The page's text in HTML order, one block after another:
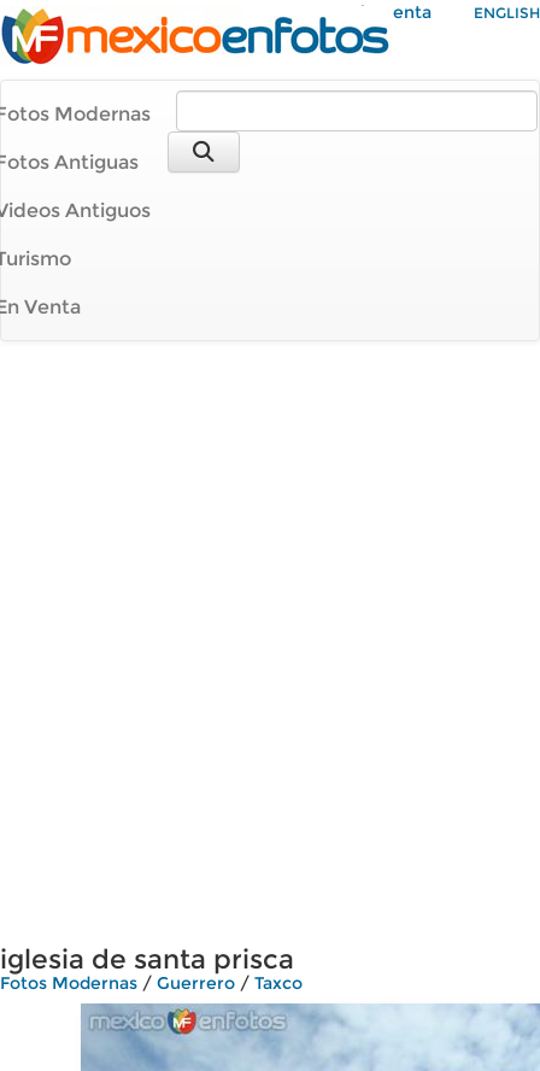
Mi Cuenta ENGLISH
Modernas
Antiguas
Antiguos
Venta
iglesia de santa prisca
Fotos Modernas / Guerrero / Taxco